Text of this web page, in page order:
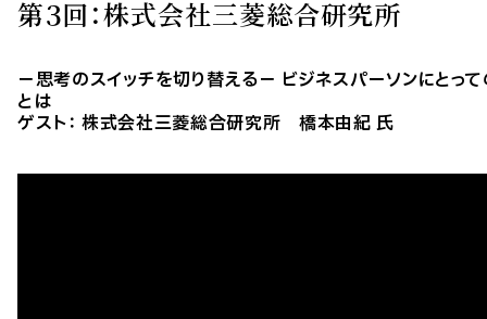
第３回：株式会社三菱総合研究所
－思考のスイッチを切り替える－ ビジネスパーソンにとっ
とは
ゲスト： 株式会社三菱総合研究所 橋本由紀 氏